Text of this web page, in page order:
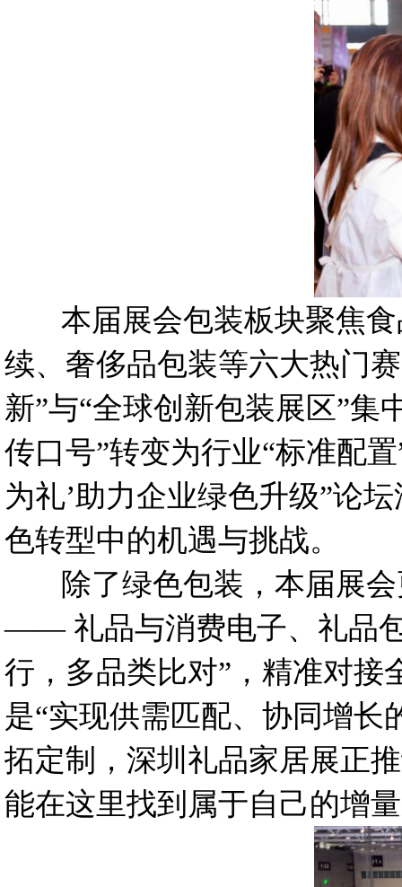
本届展会包装板块聚焦食
续、奢侈品包装等六大热门
新”与“全球创新包装展区”
传口号”转变为行业“标准配
为礼’助力企业绿色升级”论
色转型中的机遇与挑战。
除了绿色包装，本届展会
—— 礼品与消费电子、礼品
行，多品类比对”，精准对接
是“实现供需匹配、协同增长
拓定制，深圳礼品家居展正
能在这里找到属于自己的增